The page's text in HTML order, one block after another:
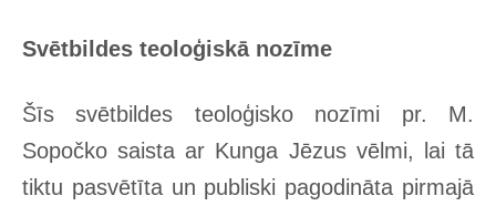
Svētbildes teoloģiskā nozīme
Šīs svētbildes teoloģisko nozīmi pr. M.
Sopočko saista ar Kunga Jēzus vēlmi, lai tā
tiktu pasvētīta un publiski pagodināta pirmajā